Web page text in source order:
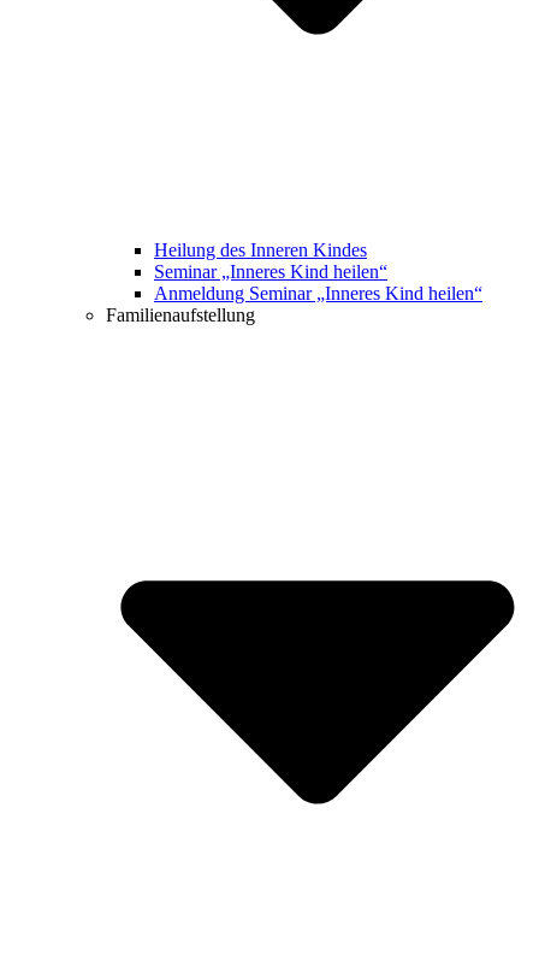
Heilung des Inneren Kindes
Seminar „Inneres Kind heilen“
Anmeldung Seminar „Inneres Kind heilen“
Familienaufstellung